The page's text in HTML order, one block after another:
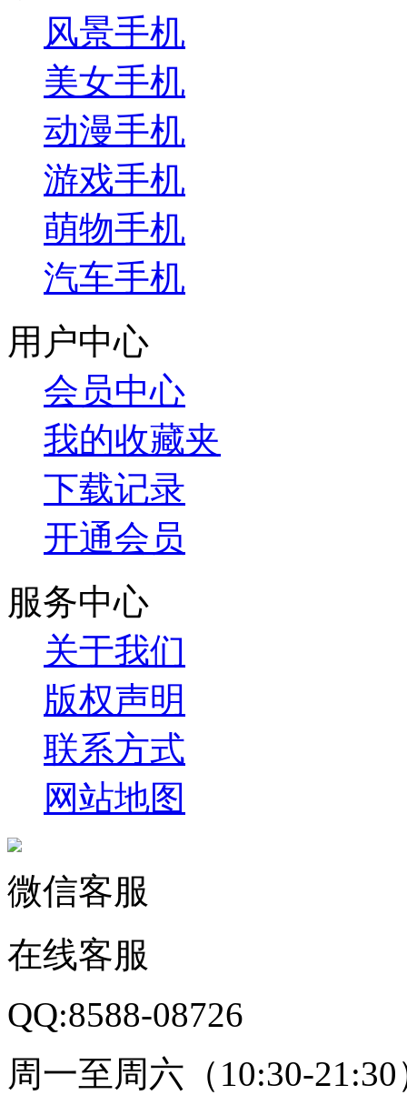
风景手机
美女手机
动漫手机
游戏手机
萌物手机
汽车手机
用户中心
会员中心
我的收藏夹
下载记录
开通会员
服务中心
关于我们
版权声明
联系方式
网站地图
微信客服
在线客服
QQ:8588-08726
周一至周六（10:30-21:30